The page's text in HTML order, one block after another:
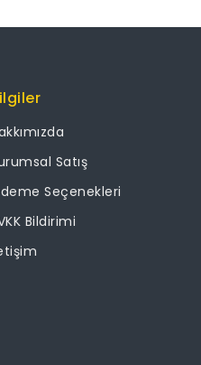
Satış
Seçenekleri
Bildirimi